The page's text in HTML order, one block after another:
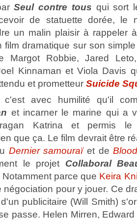
Seul contre tous qui sort
de statuette dorée, le
un malin plaisir à rappeler
film dramatique sur son
Margot Robbie, Jared
Kinnaman et Viola Davis
et prometteur Suicide
c'est avec humilité qu'il
et incarner le marine qui a
Katrina et permis
que ça. Le film devrait être
Dernier samouraïet de
le projet Collaboral
parce que Keira
négociation pour y jouer. Ce
publicitaire (Will Smith)
passe. Helen Mirren,